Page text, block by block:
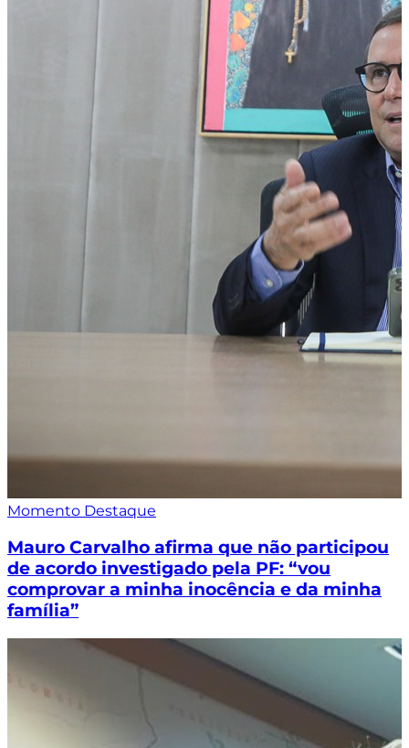
Momento Destaque
Mauro Carvalho afirma que não participou
de acordo investigado pela PF: “vou
comprovar a minha inocência e da minha
família”